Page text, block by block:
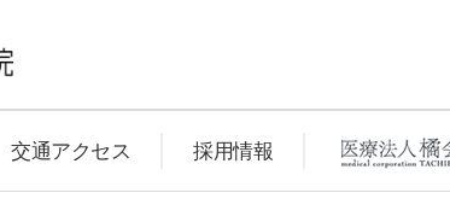
交通アクセス 採用情報